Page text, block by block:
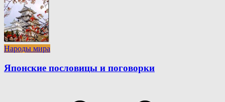
Народы мира
Японские пословицы и поговорки